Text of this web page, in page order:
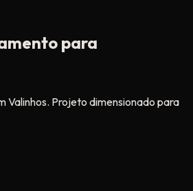
para
Valinhos. Projeto dimensionado para